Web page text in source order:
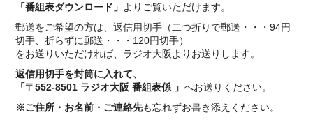
「番組表ダウンロード」 よりご覧いただけます。
郵送をご希望の方は、返信用切手（二つ折りで郵送・・・94円
切手、折らずに郵送・・・120円切手）
をお送りいただければ、ラジオ大阪よりお送りします。
返信用切手を封筒に入れて、
「〒552-8501 ラジオ大阪 番組表係 」へお送りください。
※ご住所・お名前・ご連絡先も忘れずお書き添えください。